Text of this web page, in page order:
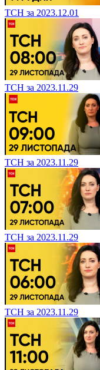
ТСН за 2023.12.01
ТСН за 2023.11.29
ТСН за 2023.11.29
ТСН за 2023.11.29
ТСН за 2023.11.29